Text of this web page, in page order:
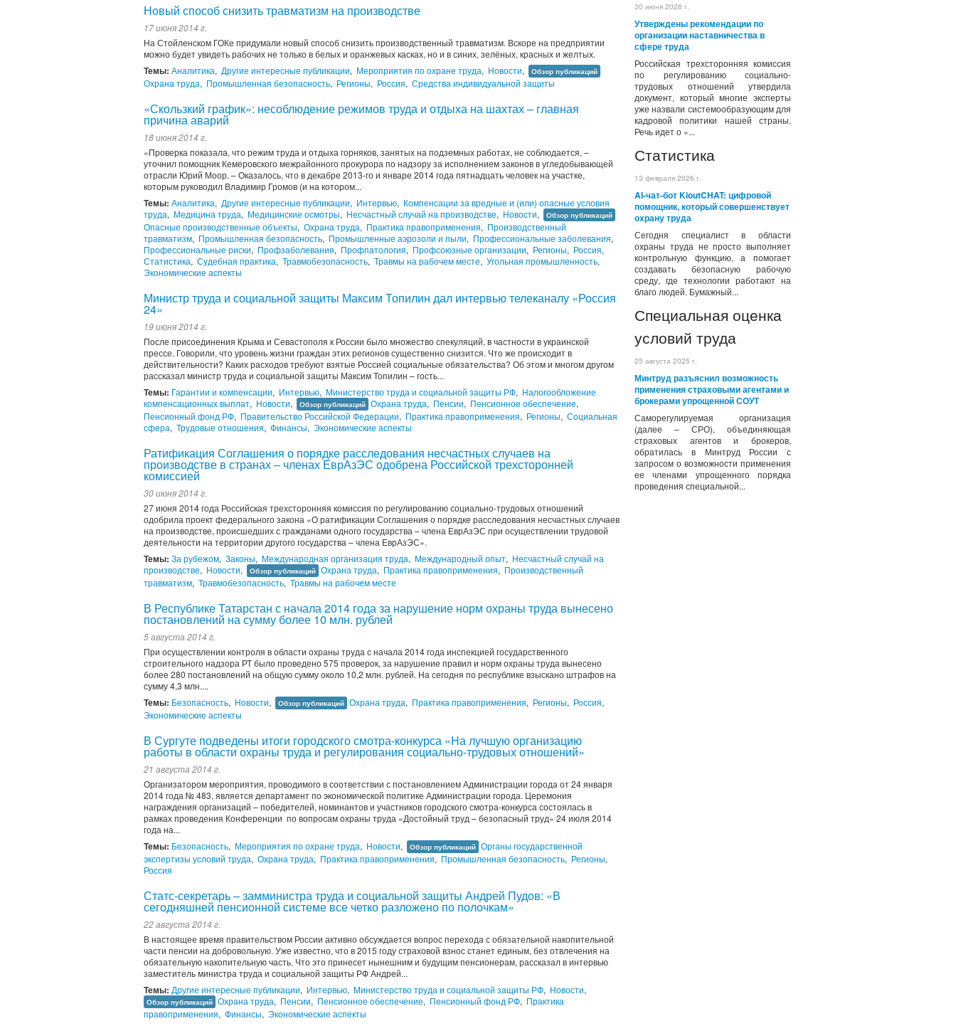
30 июня 2026 г.
Утверждены рекомендации по
организации наставничества в
сфере труда
Российская трехсторонняя комиссия
по регулированию социально-
трудовых отношений утвердила
документ, который многие эксперты
уже назвали системообразующим для
кадровой политики нашей страны.
Речь идет о «...
Статистика
13 февраля 2026 г.
AI-чат-бот KioutCHAT: цифровой
помощник, который совершенствует
охрану труда
Сегодня специалист в области
охраны труда не просто выполняет
контрольную функцию, а помогает
создавать безопасную рабочую
среду, где технологии работают на
благо людей. Бумажный...
Специальная оценка
условий труда
25 августа 2025 г.
Минтруд разъяснил возможность
применения страховыми агентами и
брокерами упрощенной СОУТ
Саморегулируемая организация
(далее – СРО), объединяющая
страховых агентов и брокеров,
обратилась в Минтруд России с
запросом о возможности применения
ее членами упрощенного порядка
проведения специальной...
Новый способ снизить травматизм на производстве
17 июня 2014 г.
На Стойленском ГОКе придумали новый способ снизить производственный травматизм. ​Вскоре на предприятии
можно будет увидеть рабочих не только в белых и оранжевых касках, но и в синих, зелёных, красных и желтых.
Темы: Аналитика, Другие интересные публикации, Мероприятия по охране труда, Новости, Обзор публикаций
Охрана труда, Промышленная безопасность, Регионы, Россия, Средства индивидуальной защиты
«Скользкий график»: несоблюдение режимов труда и отдыха на шахтах – главная
причина аварий
18 июня 2014 г.
«Проверка показала, что режим труда и отдыха горняков, занятых на подземных работах, не соблюдается, –
уточнил помощник Кемеровского межрайонного прокурора по надзору за исполнением законов в угледобывающей
отрасли Юрий Моор. – Оказалось, что в декабре 2013-го и январе 2014 года пятнадцать человек на участке,
которым руководил Владимир Громов (и на котором...
Темы: Аналитика, Другие интересные публикации, Интервью, Компенсации за вредные и (или) опасные условия
труда, Медицина труда, Медицинские осмотры, Несчастный случай на производстве, Новости, Обзор публикаций
Опасные производственные объекты, Охрана труда, Практика правоприменения, Производственный
травматизм, Промышленная безопасность, Промышленные аэрозоли и пыли, Профессиональные заболевания,
Профессиональные риски, Профзаболевания, Профпатология, Профсоюзные организации, Регионы, Россия,
Статистика, Судебная практика, Травмобезопасность, Травмы на рабочем месте, Угольная промышленность,
Экономические аспекты
Министр труда и социальной защиты Максим Топилин дал интервью телеканалу «Россия
24»
19 июня 2014 г.
После присоединения Крыма и Севастополя к России было множество спекуляций, в частности в украинской
прессе. Говорили, что уровень жизни граждан этих регионов существенно снизится. Что же происходит в
действительности? Каких расходов требуют взятые Россией социальные обязательства? Об этом и многом другом
рассказал министр труда и социальной защиты Максим Топилин – гость...
Темы: Гарантии и компенсации, Интервью, Министерство труда и социальной защиты РФ, Налогообложение
компенсационных выплат, Новости, Обзор публикаций Охрана труда, Пенсии, Пенсионное обеспечение,
Пенсионный фонд РФ, Правительство Российской Федерации, Практика правоприменения, Регионы, Социальная
сфера, Трудовые отношения, Финансы, Экономические аспекты
Ратификация Соглашения о порядке расследования несчастных случаев на
производстве в странах – членах ЕврАзЭС одобрена Российской трехсторонней
комиссией
30 июня 2014 г.
27 июня 2014 года Российская трехсторонняя комиссия по регулированию социально-трудовых отношений
одобрила проект федерального закона «О ратификации Соглашения о порядке расследования несчастных случаев
на производстве, происшедших с гражданами одного государства – члена ЕврАзЭС при осуществлении трудовой
деятельности на территории другого государства – члена ЕврАзЭС».
Темы: За рубежом, Законы, Международная организация труда, Международный опыт, Несчастный случай на
производстве, Новости, Обзор публикаций Охрана труда, Практика правоприменения, Производственный
травматизм, Травмобезопасность, Травмы на рабочем месте
В Республике Татарстан с начала 2014 года за нарушение норм охраны труда вынесено
постановлений на сумму более 10 млн. рублей
5 августа 2014 г.
При осуществлении контроля в области охраны труда с начала 2014 года инспекцией государственного
строительного надзора РТ было проведено 575 проверок, за нарушение правил и норм охраны труда вынесено
более 280 постановлений на общую сумму около 10,2 млн. рублей. На сегодня по республике взыскано штрафов на
сумму 4,3 млн....
Темы: Безопасность, Новости, Обзор публикаций Охрана труда, Практика правоприменения, Регионы, Россия,
Экономические аспекты
В Сургуте подведены итоги городского смотра-конкурса «На лучшую организацию
работы в области охраны труда и регулирования социально-трудовых отношений»
21 августа 2014 г.
Организатором мероприятия, проводимого в соответствии с постановлением Администрации города от 24 января
2014 года № 483, является департамент по экономической политике Администрации города. Церемония
награждения организаций – победителей, номинантов и участников городского смотра-конкурса состоялась в
рамках проведения Конференции по вопросам охраны труда «Достойный труд – безопасный труд» 24 июля 2014
года на...
Темы: Безопасность, Мероприятия по охране труда, Новости, Обзор публикаций Органы государственной
экспертизы условий труда, Охрана труда, Практика правоприменения, Промышленная безопасность, Регионы,
Россия
Статс-секретарь – замминистра труда и социальной защиты Андрей Пудов: «В
сегодняшней пенсионной системе все четко разложено по полочкам»
22 августа 2014 г.
В настоящее время правительством России активно обсуждается вопрос перехода с обязательной накопительной
части пенсии на добровольную. Уже известно, что в 2015 году страховой взнос станет единым, без отвлечения на
обязательную накопительную часть. Что это принесет нынешним и будущим пенсионерам, рассказал в интервью
заместитель министра труда и социальной защиты РФ Андрей...
Темы: Другие интересные публикации, Интервью, Министерство труда и социальной защиты РФ, Новости,
Обзор публикаций Охрана труда, Пенсии, Пенсионное обеспечение, Пенсионный фонд РФ, Практика
правоприменения, Финансы, Экономические аспекты